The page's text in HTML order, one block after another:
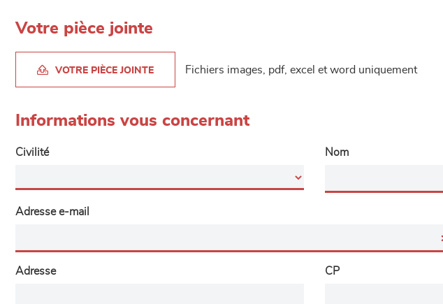
Votre pièce jointe
VOTRE PIÈCE JOINTE Fichiers images, pdf, excel et word uniquement
Informations vous concernant
Civilité Nom
Adresse e-mail
Adresse CP